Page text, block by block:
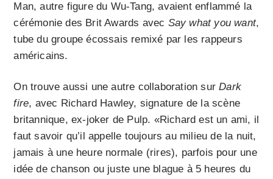
Man, autre figure du Wu-Tang, avaient enflammé la
cérémonie des Brit Awards avec Say what you want,
tube du groupe écossais remixé par les rappeurs
américains.
On trouve aussi une autre collaboration surDark
fire, avec Richard Hawley, signature de la scène
britannique, ex-joker de Pulp. «Richard est un ami, il
faut savoir qu’il appelle toujours au milieu de la nuit,
jamais à une heure normale (rires), parfois pour une
idée de chanson ou juste une blague à 5 heures du